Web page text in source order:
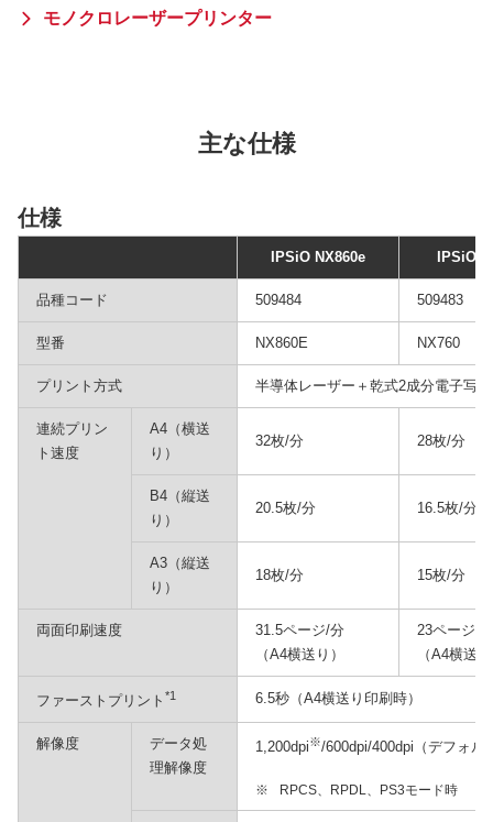
モノクロレーザープリンター
主な仕様
仕様
IPSiO NX860e IPSiO
品種コード 509484 509483
型番 NX860E NX760
プリント方式 半導体レーザー＋乾式2成分電子写
連続プリン
ト速度
A4（横送
り）
32枚/分 28枚/分
B4（縦送
り）
20.5枚/分 16.5枚/分
A3（縦送
り）
18枚/分 15枚/分
両面印刷速度
31.5ページ/分
（A4横送り）
23ページ/分
（A4横送
ファーストプリント *1 6.5秒（A4横送り印刷時）
解像度
データ処
理解像度
1,200dpi※/600dpi/400dpi（デフォル
※ RPCS、RPDL、PS3モード時